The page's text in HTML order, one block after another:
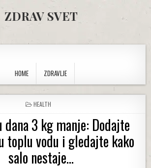
ZDRAV SVET
HOME
ZDRAVLJE
POSTED IN
HEALTH
dana 3 kg manje: Dodajte
toplu vodu i gledajte kako
salo nestaje…